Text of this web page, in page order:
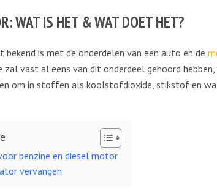
WAT IS HET & WAT DOET HET?
bekend is met de onderdelen van een auto en de
zal vast al eens van dit onderdeel gehoord
om in stoffen als koolstofdioxide, stikstof en
benzine en diesel motor
vervangen